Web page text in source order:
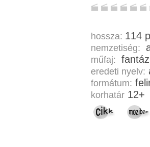
hossza:
nemzetiség:
műfaj:
eredeti nyelv:
formátum:
korhatár 12+